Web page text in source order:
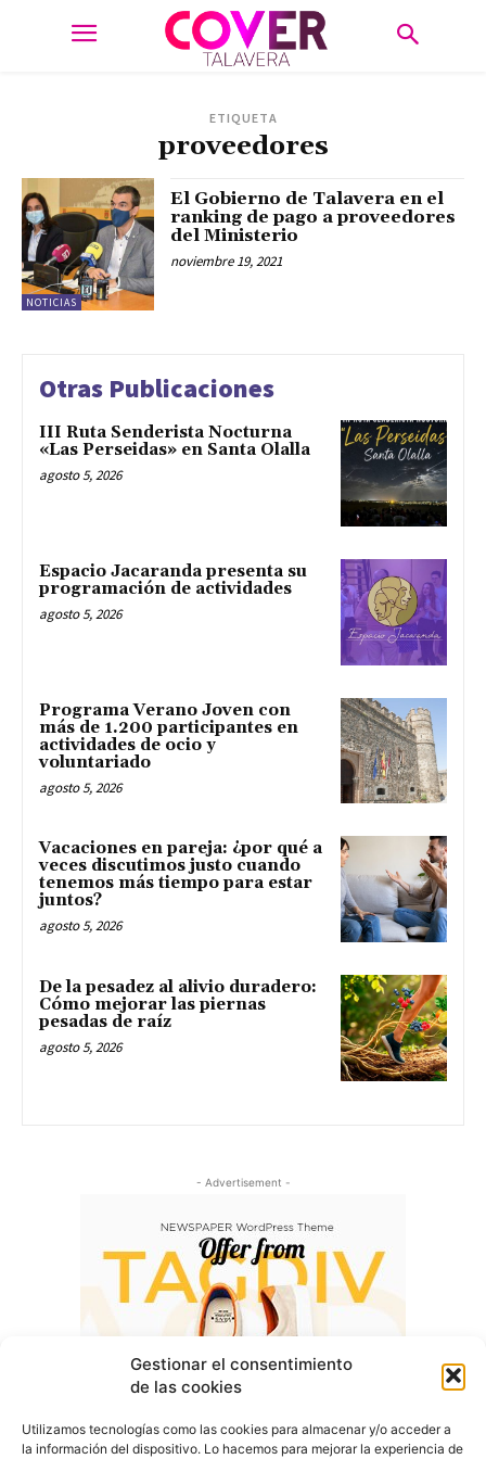
Gestionar el consentimiento
de las cookies
Utilizamos tecnologías como las cookies para almacenar y/o acceder a
la información del dispositivo. Lo hacemos para mejorar la experiencia de
ETIQUETA
proveedores
NOTICIAS
El Gobierno de Talavera en el
ranking de pago a proveedores
del Ministerio
noviembre 19, 2021
Otras Publicaciones
III Ruta Senderista Nocturna
«Las Perseidas» en Santa Olalla
agosto 5, 2026
Espacio Jacaranda presenta su
programación de actividades
agosto 5, 2026
Programa Verano Joven con
más de 1.200 participantes en
actividades de ocio y
voluntariado
agosto 5, 2026
Vacaciones en pareja: ¿por qué a
veces discutimos justo cuando
tenemos más tiempo para estar
juntos?
agosto 5, 2026
De la pesadez al alivio duradero:
Cómo mejorar las piernas
pesadas de raíz
agosto 5, 2026
- Advertisement -